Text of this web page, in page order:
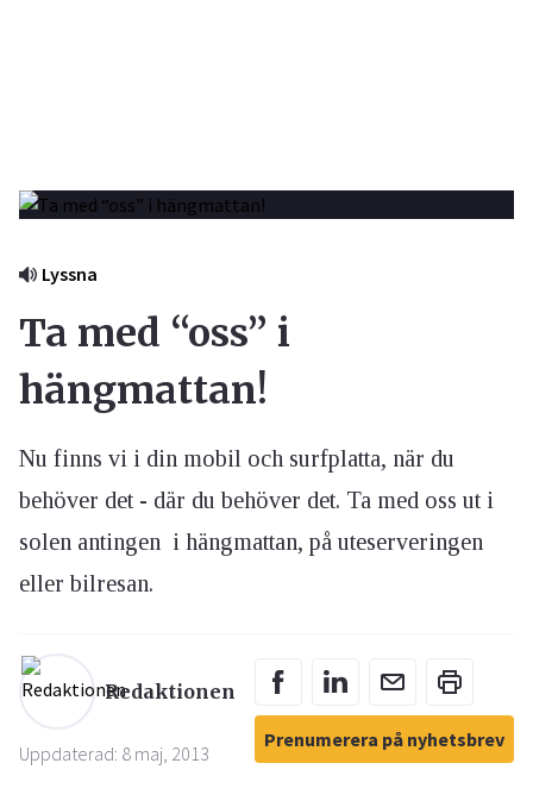
Lyssna
Ta med “oss” i
hängmattan!
Nu finns vi i din mobil och surfplatta, när du
behöver det - där du behöver det. Ta med oss ut i
solen antingen i hängmattan, på uteserveringen
eller bilresan.
Redaktionen
Uppdaterad: 8 maj, 2013
Prenumerera på nyhetsbrev